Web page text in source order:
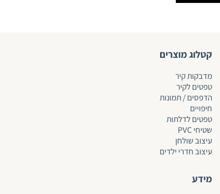
קטלוג מוצרים
מדבקות קיר
טפטים לקיר
הדפסים / תמונות
חיפויים
טפטים לדלתות
שטיחי PVC
עיצוב שולחן
עיצוב חדרי ילדים
מידע